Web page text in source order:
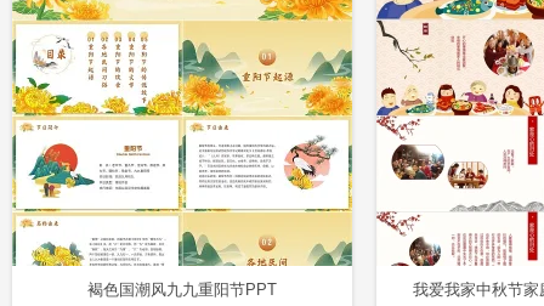
褐色国潮风九九重阳节PPT 我爱我家中秋节